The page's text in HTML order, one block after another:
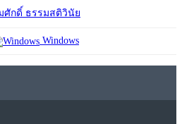
ศักดิ์ ธรรมสติวินัย
Windows